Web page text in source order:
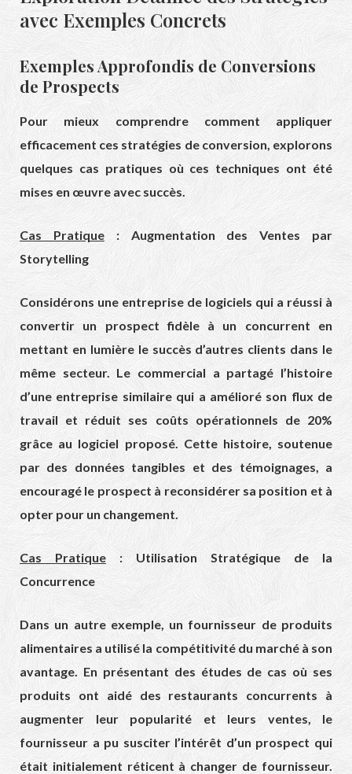
avec Exemples Concrets
Exemples Approfondis de Conversions
de Prospects
Pour mieux comprendre comment appliquer
efficacement ces stratégies de conversion, explorons
quelques cas pratiques où ces techniques ont été
mises en œuvre avec succès.
Cas Pratique: Augmentation des Ventes par
Storytelling
Considérons une entreprise de logiciels qui a réussi à
convertir un prospect fidèle à un concurrent en
mettant en lumière le succès d’autres clients dans le
même secteur. Le commercial a partagé l’histoire
d’une entreprise similaire qui a amélioré son flux de
travail et réduit ses coûts opérationnels de 20%
grâce au logiciel proposé. Cette histoire, soutenue
par des données tangibles et des témoignages, a
encouragé le prospect à reconsidérer sa position et à
opter pour un changement.
Cas Pratique : Utilisation Stratégique de la
Concurrence
Dans un autre exemple, un fournisseur de produits
alimentaires a utilisé la compétitivité du marché à son
avantage. En présentant des études de cas où ses
produits ont aidé des restaurants concurrents à
augmenter leur popularité et leurs ventes, le
fournisseur a pu susciter l’intérêt d’un prospect qui
était initialement réticent à changer de fournisseur.